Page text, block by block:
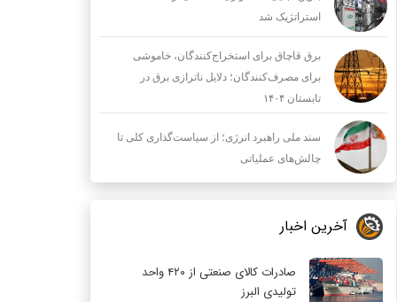
استراتژیک شد
برق قاچاق برای استخراج‌کنندگان، خاموشی
برای مصرف‌کنندگان؛ دلایل ناترازی برق در
تابستان ۱۴۰۴
سند ملی راهبرد انرژی؛ از سیاست‌گذاری کلی تا
چالش‌های عملیاتی
آخرین اخبار
صادرات کالای صنعتی از ۴۲۰ واحد
تولیدی البرز